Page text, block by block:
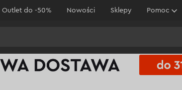
Outlet do -50% Nowości Sklepy Pomoc